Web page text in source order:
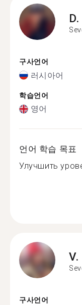
D.
구사언어
러시아어
학습언어
영어
언어 학습 목표
Улучшить
V.
구사언어